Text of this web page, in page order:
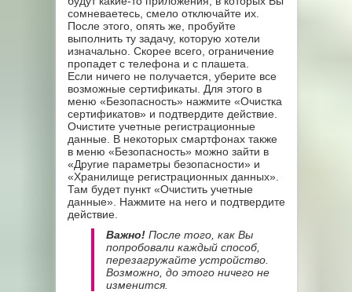
сомневаетесь, смело отключайте их.
После этого, опять же, пробуйте
выполнить ту задачу, которую хотели
изначально. Скорее всего, ограничение
пропадет с телефона и с плашета.
Если ничего не получается, уберите все
возможные сертификаты. Для этого в
меню «Безопасность» нажмите «Очистка
сертификатов» и подтвердите действие.
Очистите учетные регистрационные
данные. В некоторых смартфонах также
в меню «Безопасность» можно зайти в
«Другие параметры безопасности» и
«Хранилище регистрационных данных».
Там будет пункт «Очистить учетные
данные». Нажмите на него и подтвердите
действие.
Важно! После того, как Вы
попробовали каждый способ,
перезагружайте устройство.
Возможно, до этого ничего не
изменится.